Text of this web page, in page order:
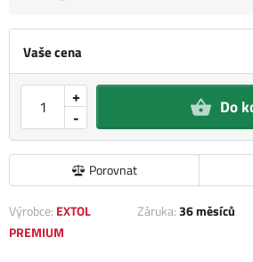
Vaše cena
-
+ Do
Porovnat
Výrobce: EXTOL
PREMIUM
Záruka:36 měsíců